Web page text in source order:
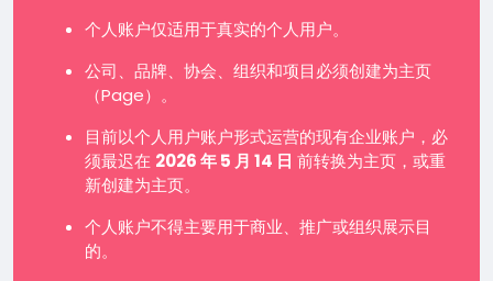
个人账户仅适用于真实的个人用户。
公司、品牌、协会、组织和项目必须创建为主页
（Page）。
目前以个人用户账户形式运营的现有企业账户，必
须最迟在 2026 年 5 月 14 日 前转换为主页，或重
新创建为主页。
个人账户不得主要用于商业、推广或组织展示目
的。